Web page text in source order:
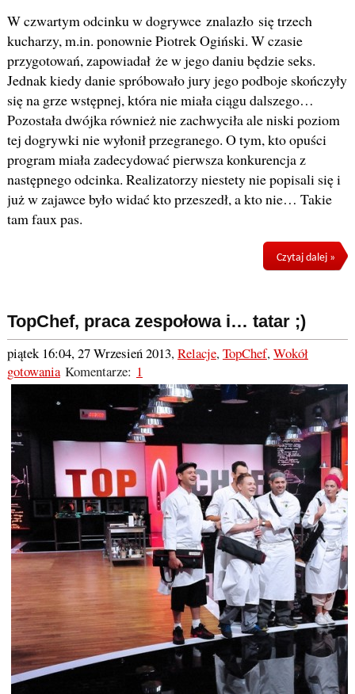
W czwartym odcinku w dogrywce znalazło się trzech
kucharzy, m.in. ponownie Piotrek Ogiński. W czasie
przygotowań, zapowiadał że w jego daniu będzie seks.
Jednak kiedy danie spróbowało jury jego podboje skończyły
się na grze wstępnej, która nie miała ciągu dalszego…
Pozostała dwójka również nie zachwyciła ale niski poziom
tej dogrywki nie wyłonił przegranego. O tym, kto opuści
program miała zadecydować pierwsza konkurencja z
następnego odcinka. Realizatorzy niestety nie popisali się i
już w zajawce było widać kto przeszedł, a kto nie… Takie
tam faux pas.
Czytaj dalej »
TopChef, praca zespołowa i… tatar ;)
piątek 16:04, 27 Wrzesień 2013,Relacje,TopChef,Wokół
gotowaniaKomentarze: 1